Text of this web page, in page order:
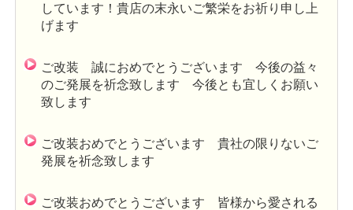
しています！貴店の末永いご繁栄をお祈り申し上
げます
ご改装 誠におめでとうございます 今後の益々
のご発展を祈念致します 今後とも宜しくお願い
致します
ご改装おめでとうございます 貴社の限りないご
発展を祈念致します
ご改装おめでとうございます 皆様から愛される